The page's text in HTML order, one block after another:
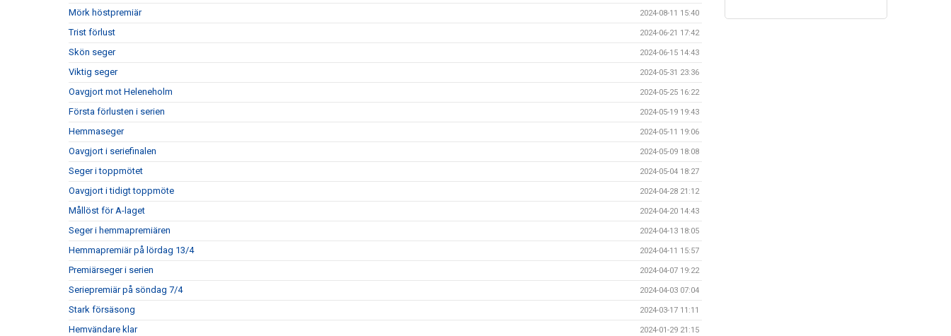
Mörk höstpremiär 2024-08-11 15:40
Trist förlust 2024-06-21 17:42
Skön seger 2024-06-15 14:43
Viktig seger 2024-05-31 23:36
Oavgjort mot Heleneholm 2024-05-25 16:22
Första förlusten i serien 2024-05-19 19:43
Hemmaseger 2024-05-11 19:06
Oavgjort i seriefinalen 2024-05-09 18:08
Seger i toppmötet 2024-05-04 18:27
Oavgjort i tidigt toppmöte 2024-04-28 21:12
Mållöst för A-laget 2024-04-20 14:43
Seger i hemmapremiären 2024-04-13 18:05
Hemmapremiär på lördag 13/4 2024-04-11 15:57
Premiärseger i serien 2024-04-07 19:22
Seriepremiär på söndag 7/4 2024-04-03 07:04
Stark försäsong 2024-03-17 11:11
Hemvändare klar 2024-01-29 21:15